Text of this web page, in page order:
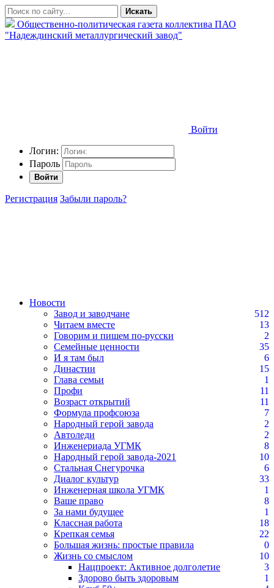
Искать
Общественно-политическая газета коллектива ПАО
"Надеждинский металлургический завод"
Войти
Логин:
Пароль
Войти
Регистрация Забыли пароль?
Новости
Завод и заводчане
512
Читаем вместе
13
Говорим и пишем по-русски
2
Семейные ценности
35
И я там был
6
Династии
15
Глава семьи
1
Профи
11
Возраст открытий
11
Формула профсоюза
7
Народный герой завода
2
Автоледи
2
Инженериада УГМК
8
Народный герой завода-2021
10
Стальная Снегурочка
6
Диалог культур
33
Инженерная школа УГМК
1
Ваше право
8
За нами будущее
1
Классная работа
18
Крепкая семья
22
Большая жизнь: простые правила
0
Жизнь со смыслом
10
Нацпроект: Активное долголетие
3
Здорово быть здоровым
1